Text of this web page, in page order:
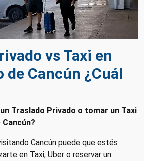
vs Taxi en
de Cancún ¿Cuál
Traslado Privado o tomar un Taxi
Cancún puede que estés
en Taxi, Uber o reservar un